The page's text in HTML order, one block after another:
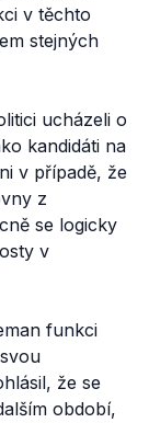
v těchto
stejných
ucházeli o
kandidáti na
v případě, že
z
se logicky
v
funkci
že se
období,